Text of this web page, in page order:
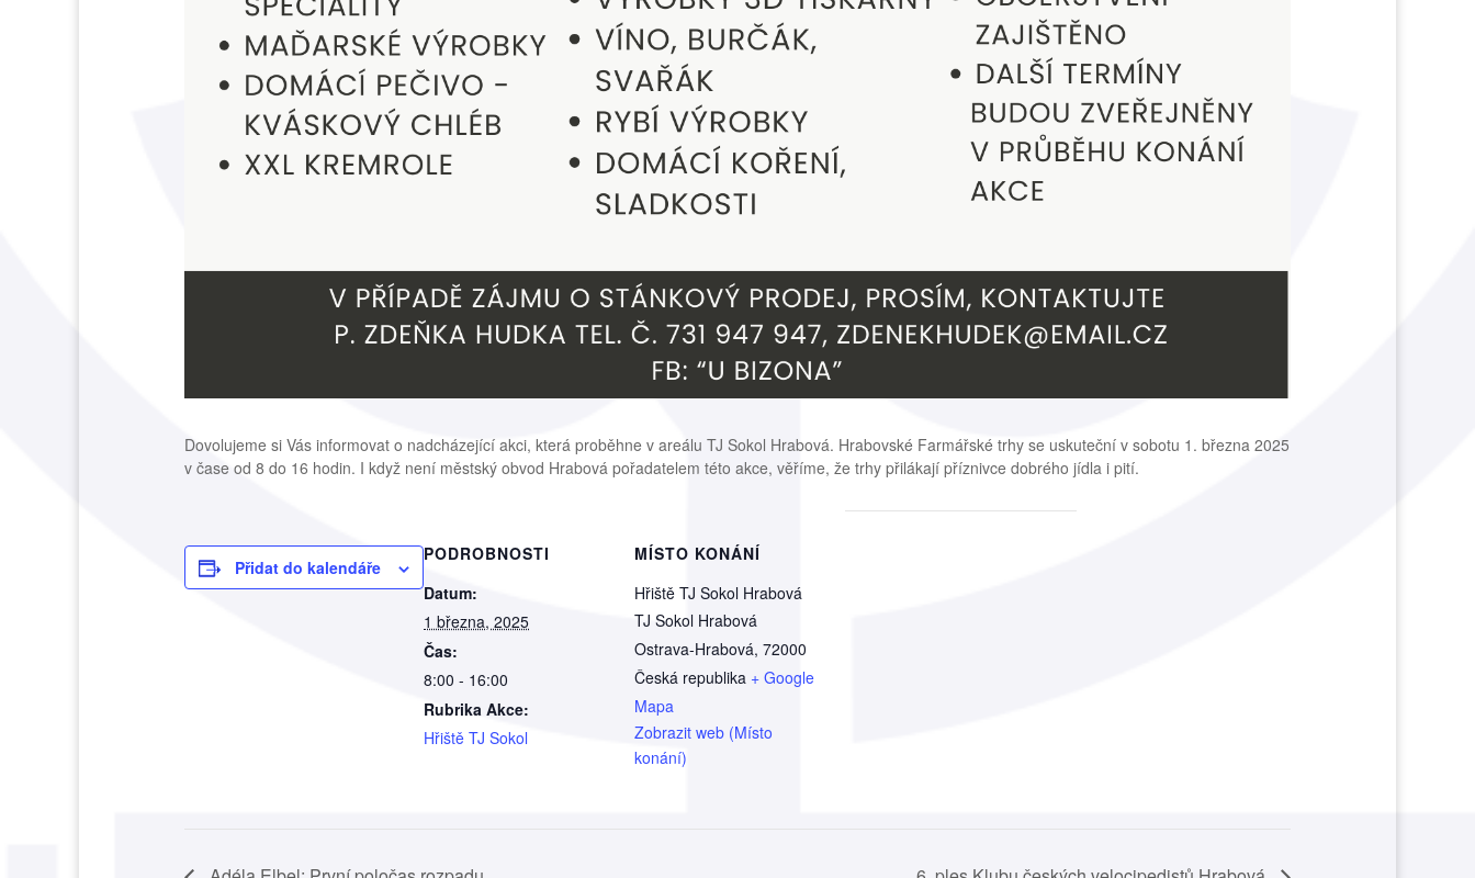
Dovolujeme si Vás informovat o nadcházející akci, která proběhne v areálu TJ Sokol Hrabová. Hrabovské Farmářské trhy se uskuteční v sobotu 1. března 2025
v čase od 8 do 16 hodin. I když není městský obvod Hrabová pořadatelem této akce, věříme, že trhy přilákají příznivce dobrého jídla i pití.
Přidat do kalendáře
PODROBNOSTI
Datum:
1 března, 2025
Čas:
8:00 - 16:00
Rubrika Akce:
Hřiště TJ Sokol
MÍSTO KONÁNÍ
Hřiště TJ Sokol Hrabová
TJ Sokol Hrabová
Ostrava-Hrabová, 72000
Česká republika + Google
Mapa
Zobrazit web (Místo
konání)